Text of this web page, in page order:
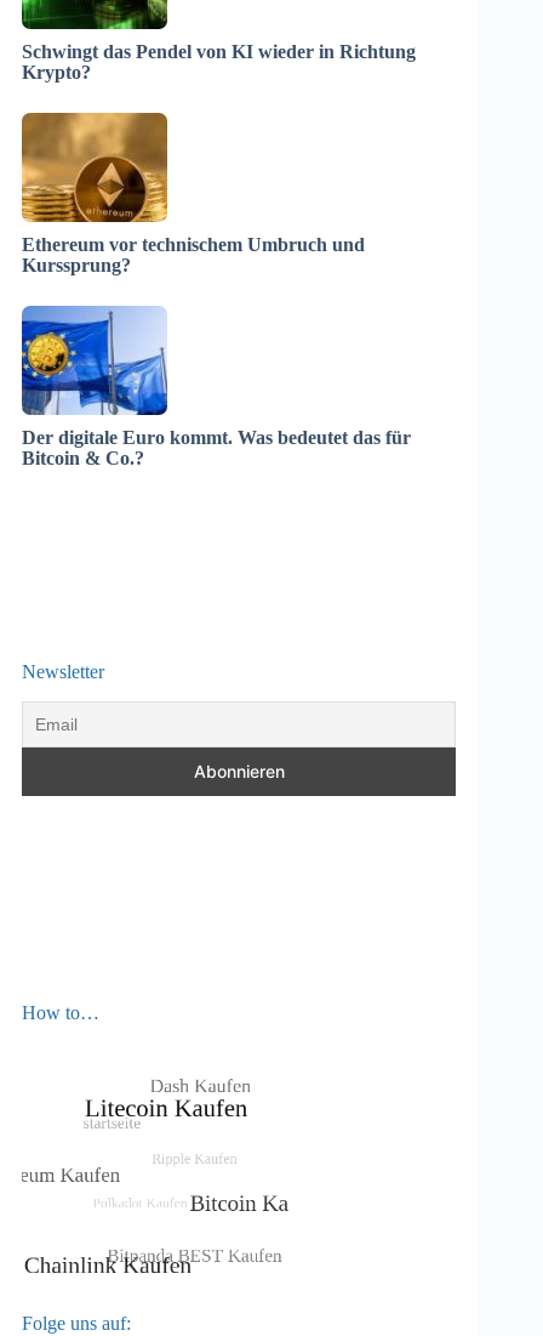
Schwingt das Pendel von KI wieder in Richtung
Krypto?
Ethereum vor technischem Umbruch und
Kurssprung?
Der digitale Euro kommt. Was bedeutet das für
Bitcoin & Co.?
Newsletter
How to…
Folge uns auf: